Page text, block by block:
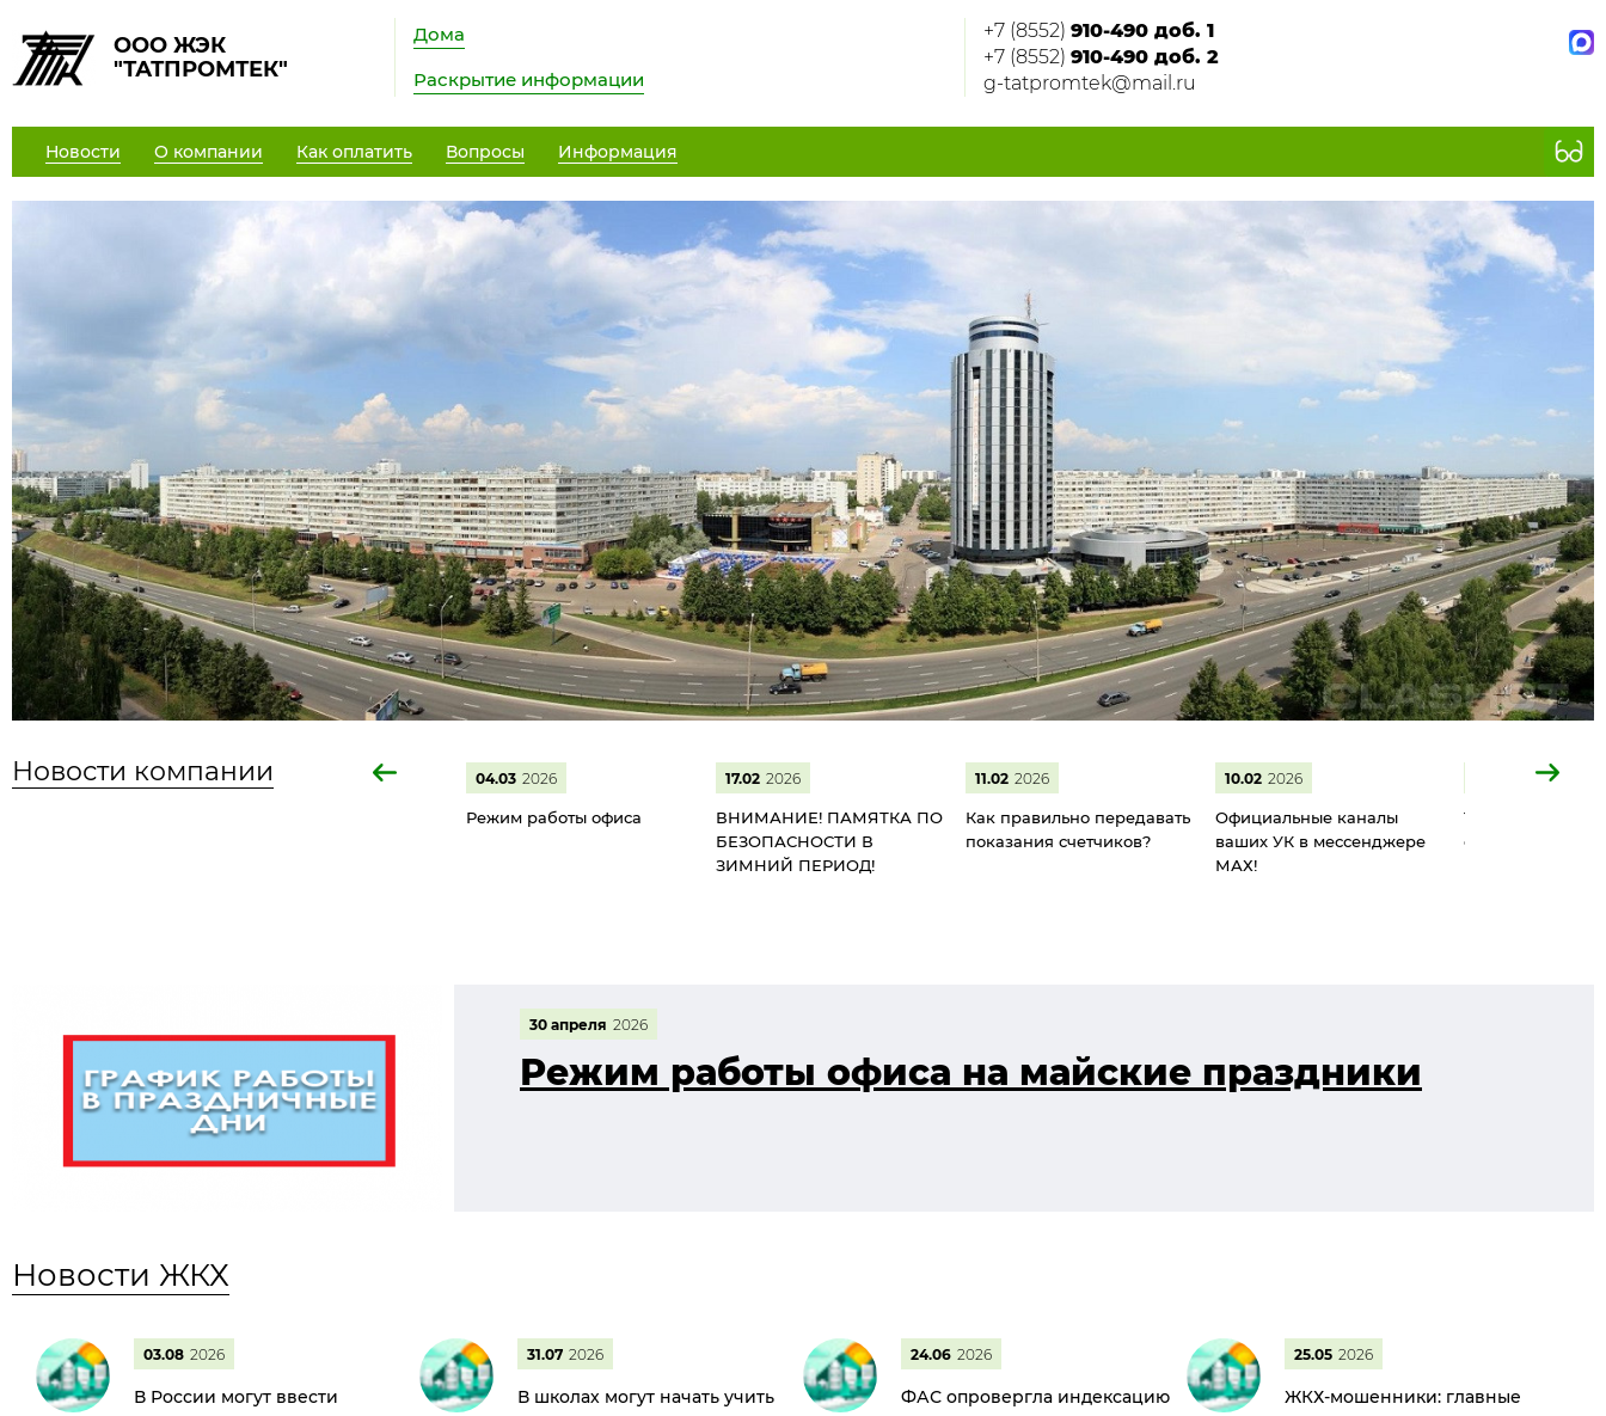
ООО ЖЭК
"ТАТПРОМТЕК"
Дома
Раскрытие информации
+7 (8552) 910-490 доб. 1
+7 (8552) 910-490 доб. 2
g-tatpromtek@mail.ru
Новости О компании Как оплатить Вопросы Информация
Новости компании 04.03 2026
Режим работы офиса
17.02 2026
ВНИМАНИЕ! ПАМЯТКА ПО
БЕЗОПАСНОСТИ В
ЗИМНИЙ ПЕРИОД!
11.02 2026
Как правильно передавать
показания счетчиков?
10.02 2026
Официальные каналы
ваших УК в мессенджере
МАХ!
2026
Теперь у
свой
30 апреля 2026
Режим работы офиса на майские праздники
Новости ЖКХ
03.08 2026
В России могут ввести
31.07 2026
В школах могут начать учить
24.06 2026
ФАС опровергла индексацию
25.05 2026
ЖКХ-мошенники: главные